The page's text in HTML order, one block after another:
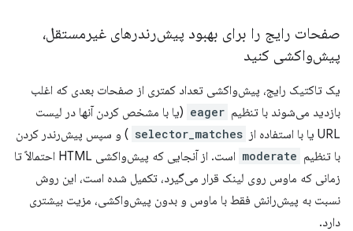
صفحات رایج را برای بهبود پیش‌رندرهای غیرمستقل،
پیش‌واکشی کنید
یک تاکتیک رایج، پیش‌واکشی تعداد کمتری از صفحات بعدی که اغلب
بازدید می‌شوند با تنظیم eager (یا با مشخص کردن آنها در لیست
URL یا با استفاده از
selector_matches ) و سپس پیش‌رندر کردن
با تنظیم moderate
است. از آنجایی که پیش‌واکشی HTML احتمالاً تا
زمانی که ماوس روی لینک قرار می‌گیرد، تکمیل شده است، این روش
نسبت به پیش‌رانش فقط با ماوس و بدون پیش‌واکشی، مزیت بیشتری
دارد.